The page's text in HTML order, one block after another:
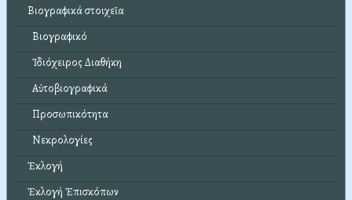
Βιογραφικά στοιχεῖα
Βιογραφικό
Ἰδιόχειρος Διαθήκη
Αὐτοβιογραφικά
Προσωπικότητα
Νεκρολογίες
Ἐκλογή
Ἐκλογή Ἐπισκόπων